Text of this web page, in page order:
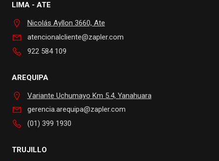
LIMA - ATE
Nicolás Ayllon 3660, Ate
atencionalcliente@zapler.com
922 584 109
AREQUIPA
Variante Uchumayo Km 5.4, Yanahuara
gerencia.arequipa@zapler.com
(01) 399 1930
TRUJILLO